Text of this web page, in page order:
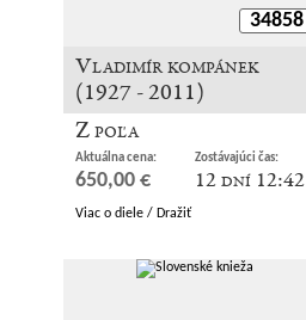
34858
Vladimír kompánek
(1927 - 2011)
Z poľa
Aktuálna cena:
650,00 €
Zostávajúci čas:
12 dní 12:42
Viac o diele / Dražiť